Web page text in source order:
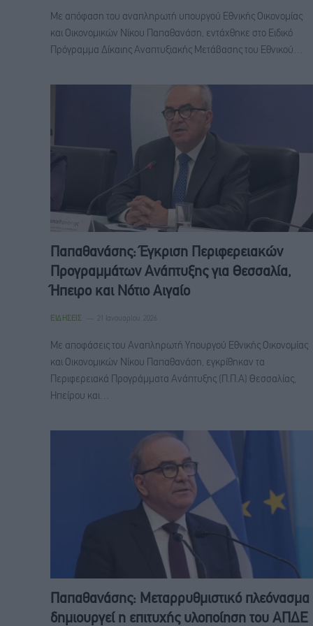
Με απόφαση του αναπληρωτή υπουργού Εθνικής Οικονομίας
και Οικονομικών Νίκου Παπαθανάση, εντάχθηκε στο Ειδικό
Πρόγραμμα Δίκαιης Αναπτυξιακής Μετάβασης του Εθνικού…
Παπαθανάσης: Έγκριση Περιφερειακών
Προγραμμάτων Ανάπτυξης για Θεσσαλία,
Ήπειρο και Νότιο Αιγαίο
ΕΙΔΉΣΕΙΣ 21 Ιανουαρίου, 2026
Με αποφάσεις του Αναπληρωτή Υπουργού Εθνικής Οικονομίας
και Οικονομικών Νίκου Παπαθανάση, εγκρίθηκαν τα
Περιφερειακά Προγράμματα Ανάπτυξης (Π.Π.Α) Θεσσαλίας,
Ηπείρου και…
Παπαθανάσης: Μεταρρυθμιστικό πλεόνασμα
δημιουργεί η επιτυχής υλοποίηση του ΑΠΔΕ